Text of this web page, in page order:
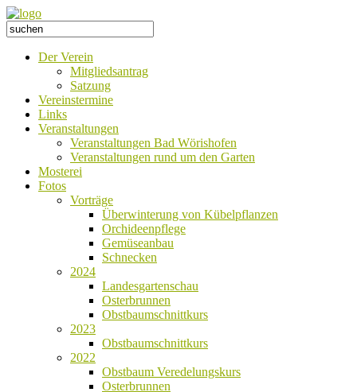
Der Verein
Mitgliedsantrag
Satzung
Vereinstermine
Links
Veranstaltungen
Veranstaltungen Bad Wörishofen
Veranstaltungen rund um den Garten
Mosterei
Fotos
Vorträge
Überwinterung von Kübelpflanzen
Orchideenpflege
Gemüseanbau
Schnecken
2024
Landesgartenschau
Osterbrunnen
Obstbaumschnittkurs
2023
Obstbaumschnittkurs
2022
Obstbaum Veredelungskurs
Osterbrunnen